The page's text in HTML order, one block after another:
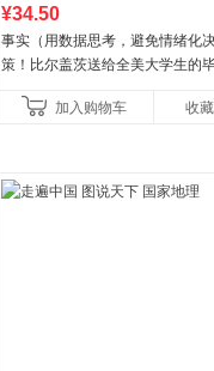
¥34.50
事实（用数据思考，避免情绪化
策！比尔盖茨送给全美大学生的
书！）读客经管文库
加入购物车 收藏